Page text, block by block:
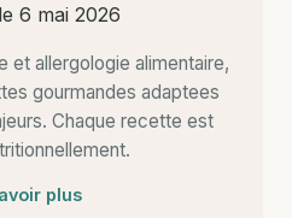
6 mai 2026
et allergologie alimentaire,
gourmandes adaptees
Chaque recette est
plus